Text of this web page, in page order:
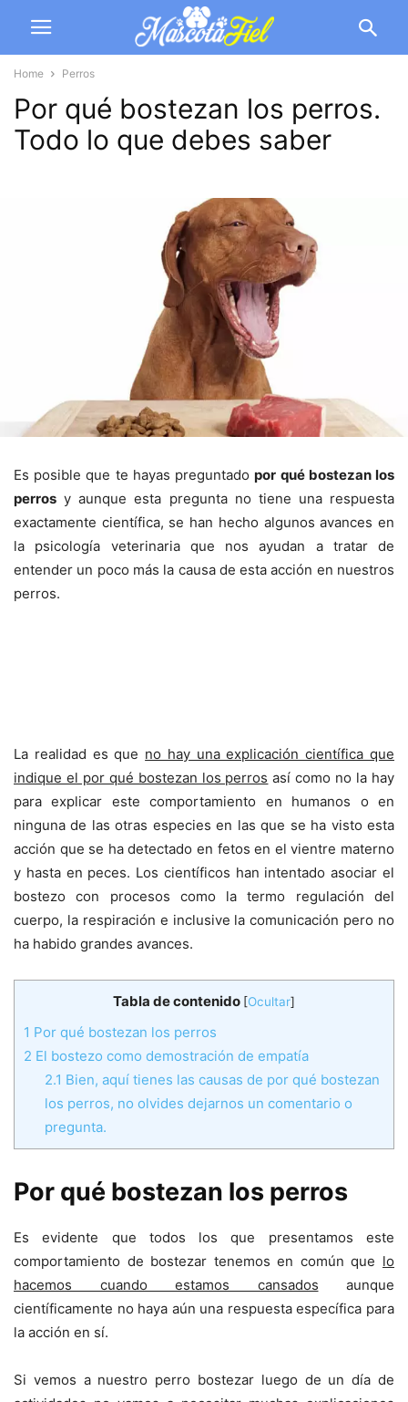
Home Perros
Por qué bostezan los perros.
Todo lo que debes saber
Es posible que te hayas preguntadopor qué bostezan los
perros y aunque esta pregunta no tiene una respuesta
exactamente científica, se han hecho algunos avances en
la psicología veterinaria que nos ayudan a tratar de
entender un poco más la causa de esta acción en nuestros
perros.
La realidad es que no hay una explicación científica que
indique el por qué bostezan los perros así como no la hay
para explicar este comportamiento en humanos o en
ninguna de las otras especies en las que se ha visto esta
acción que se ha detectado en fetos en el vientre materno
y hasta en peces. Los científicos han intentado asociar el
bostezo con procesos como la termo regulación del
cuerpo, la respiración e inclusive la comunicación pero no
ha habido grandes avances.
Tabla de contenido [Ocultar]
1 Por qué bostezan los perros
2 El bostezo como demostración de empatía
2.1 Bien, aquí tienes las causas de por qué bostezan
los perros, no olvides dejarnos un comentario o
pregunta.
Por qué bostezan los perros
Es evidente que todos los que presentamos este
comportamiento de bostezar tenemos en común que lo
hacemos cuando estamos cansados aunque
científicamente no haya aún una respuesta específica para
la acción en sí.
Si vemos a nuestro perro bostezar luego de un día de